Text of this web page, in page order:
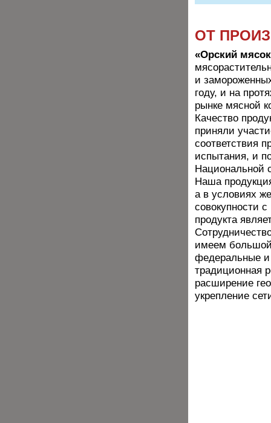
ОТ
«Орский
и
году, и на
рынке мясной
Качество
приняли
соответствия
испытания, и
Национальной
Наша
а в условиях
совокупности
продукта
имеем
федеральные и
традиционная
расширение
укрепление